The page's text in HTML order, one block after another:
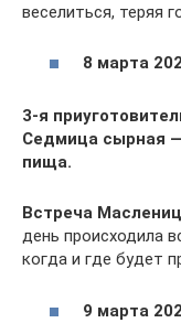
веселиться, теряя
8 марта
3-я
Седмица сырная
пища.
Встреча
день происходила
когда и где будет
9 марта